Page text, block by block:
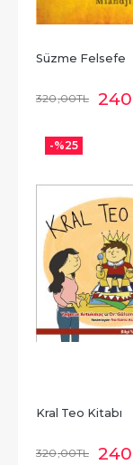
Süzme Felsefe
320,00TL 240
-%25
Kral Teo Kitabı
320,00TL 240